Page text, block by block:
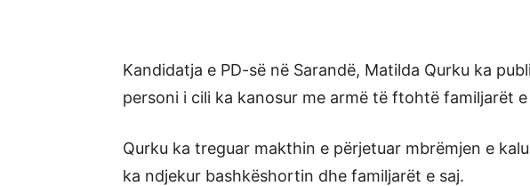
Kandidatja e PD-së në Sarandë, Matilda Qurku ka
personi i cili ka kanosur me armë të ftohtë familjarët e
Qurku ka treguar makthin e përjetuar mbrëmjen e
ka ndjekur bashkëshortin dhe familjarët e saj.